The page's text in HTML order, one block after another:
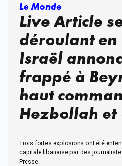
Le Monde
Live Article se
déroulant en
Israël
frappé à
haut
Hezbollah et
rang
Trois fortes explosions ont été
capitale libanaise par des
Presse.